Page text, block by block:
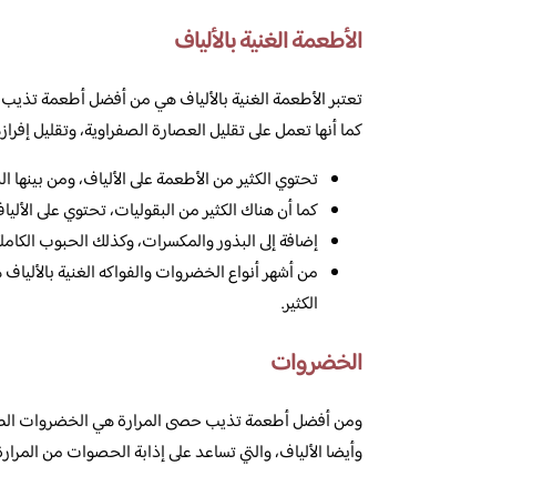
الأطعمة الغنية بالألياف
تعتبر الأطعمة الغنية بالألياف هي من أفضل أطعمة
كما أنها تعمل على تقليل العصارة الصفراوية، وتقليل
تحتوي الكثير من الأطعمة على الألياف، ومن بينها
كما أن هناك الكثير من البقوليات، تحتوي على
إضافة إلى البذور والمكسرات، وكذلك الحبوب
من أشهر أنواع الخضروات والفواكه الغنية
الكثير.
الخضروات
ومن أفضل أطعمة تذيب حصى المرارة هي الخضروات
وأيضا الألياف، والتي تساعد على إذابة الحصوات من